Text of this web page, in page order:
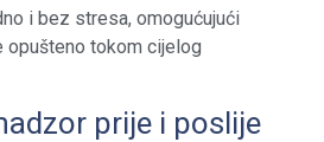
i bez stresa, omogućujući
opušteno tokom cijelog
prije i poslije